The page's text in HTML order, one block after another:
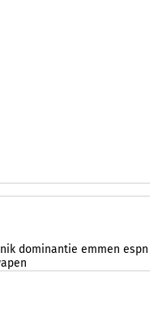
dominantie emmen espn